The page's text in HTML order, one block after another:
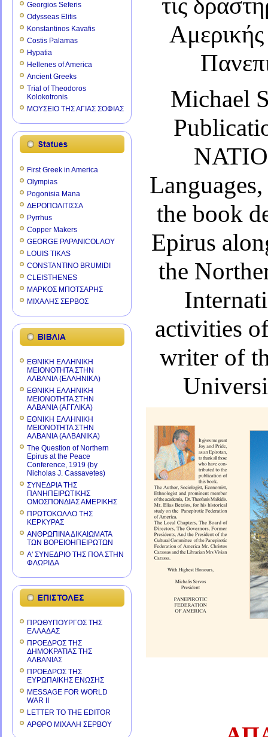
Georgios Seferis
Odysseas Elitis
Konstantinos Kavafis
Costis Palamas
Hypatia
Hellenes of America
Ancient Greeks
Trial of Theodoros
Kolokotronis
ΜΟΥΣΕΙΟ ΤΗΣ ΑΓΙΑΣ ΣΟΦΙΑΣ
First Greek in America
Olympias
Pogonisia Mana
ΔΕΡΟΠΟΛΙΤΙΣΣΑ
Pyrrhus
Copper Makers
GEORGE PAPANICOLAOY
LOUIS TIKAS
CONSTANTINO BRUMIDI
CLEISTHENES
ΜΑΡΚΟΣ ΜΠΟΤΣΑΡΗΣ
ΜΙΧΑΛΗΣ ΣΕΡΒΟΣ
ΕΘΝΙΚΗ ΕΛΛΗΝΙΚΗ
ΜΕΙΟΝΟΤΗΤΑ ΣΤΗΝ
ΑΛΒΑΝΙΑ (ΕΛΛΗΝΙΚΑ)
ΕΘΝΙΚΗ ΕΛΛΗΝΙΚΗ
ΜΕΙΟΝΟΤΗΤΑ ΣΤΗΝ
ΑΛΒΑΝΙΑ (ΑΓΓΛΙΚΑ)
ΕΘΝΙΚΗ ΕΛΛΗΝΙΚΗ
ΜΕΙΟΝΟΤΗΤΑ ΣΤΗΝ
ΑΛΒΑΝΙΑ (ΑΛΒΑΝΙΚΑ)
The Question of Northern
Epirus at the Peace
Conference, 1919 (by
Nicholas J. Cassavetes)
ΣΥΝΕΔΡΙΑ ΤΗΣ
ΠΑΝΗΠΕΙΡΩΤΙΚΗΣ
ΟΜΟΣΠΟΝΔΙΑΣ ΑΜΕΡΙΚΗΣ
ΠΡΩΤΟΚΟΛΛΟ ΤΗΣ
ΚΕΡΚΥΡΑΣ
ΑΝΘΡΩΠΙΝΑ ΔΙΚΑΙΩΜΑΤΑ
ΤΩΝ ΒΟΡΕΙΟΗΠΕΙΡΩΤΩΝ
Α' ΣΥΝΕΔΡΙΟ ΤΗΣ ΠΟΑ ΣΤΗΝ
ΦΛΩΡΙΔΑ
ΠΡΩΘΥΠΟΥΡΓΟΣ ΤΗΣ
ΕΛΛΑΔΑΣ
ΠΡΟΕΔΡΟΣ ΤΗΣ
ΔΗΜΟΚΡΑΤΙΑΣ ΤΗΣ
ΑΛΒΑΝΙΑΣ
ΠΡΟΕΔΡΟΣ ΤΗΣ
ΕΥΡΩΠΑΙΚΗΣ ΕΝΩΣΗΣ
MESSAGE FOR WORLD
WAR II
LETTER TO THE EDITOR
ΑΡΘΡΟ ΜΙΧΑΛΗ ΣΕΡΒΟΥ
Michael
the book
Epirus
the
activities
writer of